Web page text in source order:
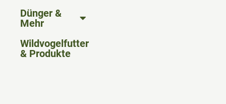
Dünger &
Mehr
Wildvogelfutter
& Produkte